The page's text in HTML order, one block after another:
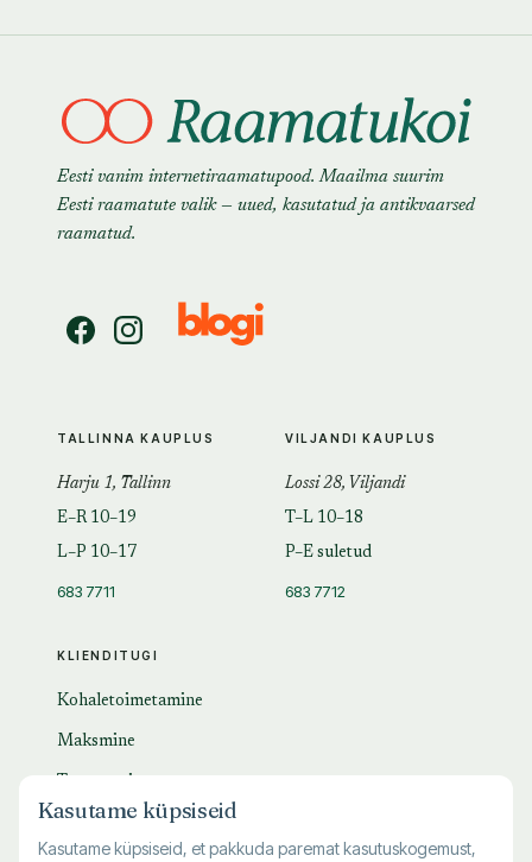
Eesti vanim internetiraamatupood. Maailma suurim
Eesti raamatute valik — uued, kasutatud ja antikvaarsed
raamatud.
KLIENDITUGI
Kohaletoimetamine
Maksmine
KKK
TALLINNA KAUPLUS
Harju 1, Tallinn
E–R 10–19
L–P 10–17
683 7711
VILJANDI KAUPLUS
Lossi 28, Viljandi
T–L 10–18
P–E suletud
683 7712
Kasutame küpsiseid
Kasutame küpsiseid, et pakkuda paremat kasutuskogemust,